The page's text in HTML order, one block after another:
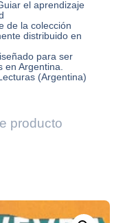
el aprendizaje
de la colección
distribuido en
para ser
en Argentina.
(Argentina)
producto